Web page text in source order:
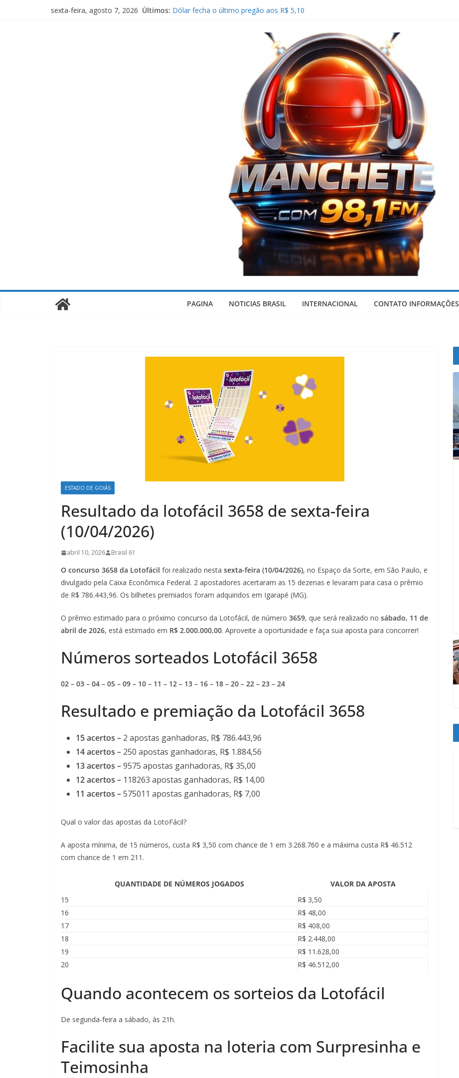
sexta-feira, agosto 7, 2026 Últimos: Dólar fecha o último pregão aos R$ 5,10
Split payment pode pressionar fluxo de caixa de empresas a
Saneamento básico: Câmara aprova projeto que proíbe
cobrança de tarifa mínima de água e esgoto
Ibovespa fecha último pregão aos 177.866 pontos
s
a
-
G
o
i
á
s
P
i
n
–
G
i
PAGINA NOTICIAS BRASIL INTERNACIONAL CONTATO INFORMAÇÕES
ESTADO DE GOIÁS
Resultado da lotofácil 3658 de sexta-feira
(10/04/2026)
abril 10, 2026 Brasil 61
O concurso 3658 da Lotofácil foi realizado nesta sexta-feira (10/04/2026), no Espaço da Sorte, em São Paulo, e
divulgado pela Caixa Econômica Federal. 2 apostadores acertaram as 15 dezenas e levaram para casa o prêmio
de R$ 786.443,96. Os bilhetes premiados foram adquiridos em Igarapé (MG).
O prêmio estimado para o próximo concurso da Lotofácil, de número 3659, que será realizado no sábado, 11 de
abril de 2026, está estimado em R$ 2.000.000,00. Aproveite a oportunidade e faça sua aposta para concorrer!
Números sorteados Lotofácil 3658
02 – 03 – 04 – 05 – 09 – 10 – 11 – 12 – 13 – 16 – 18 – 20 – 22 – 23 – 24
Resultado e premiação da Lotofácil 3658
15 acertos – 2 apostas ganhadoras, R$ 786.443,96
14 acertos – 250 apostas ganhadoras, R$ 1.884,56
13 acertos –9575 apostas ganhadoras, R$ 35,00
12 acertos – 118263 apostas ganhadoras, R$ 14,00
11 acertos –575011 apostas ganhadoras, R$ 7,00
Qual o valor das apostas da LotoFácil?
A aposta mínima, de 15 números, custa R$ 3,50 com chance de 1 em 3.268.760 e a máxima custa R$ 46.512
com chance de 1 em 211.
QUANTIDADE DE NÚMEROS JOGADOS
VALOR DA APOSTA
15
R$ 3,50
16
R$ 48,00
17
R$ 408,00
18
R$ 2.448,00
19
R$ 11.628,00
20
R$ 46.512,00
Quando acontecem os sorteios da Lotofácil
De segunda-feira a sábado, às 21h.
Facilite sua aposta na loteria com Surpresinha e
Teimosinha